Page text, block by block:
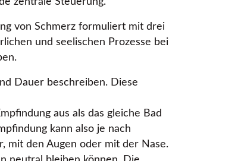
von Schmerz formuliert mit drei
und seelischen Prozesse bei
Dauer beschreiben. Diese
aus als das gleiche Bad
kann also je nach
mit den Augen oder mit der Nase.